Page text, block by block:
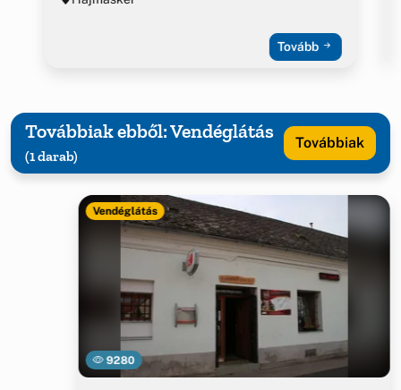
Tovább
Továbbiak ebből: Vendéglátás
(1 darab)
Továbbiak
9280
Vendéglátás